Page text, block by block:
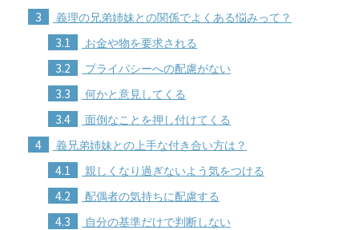
3 義理の兄弟姉妹との関係でよくある悩みって？
3.1 お金や物を要求される
3.2 プライバシーへの配慮がない
3.3 何かと意見してくる
3.4 面倒なことを押し付けてくる
4 義兄弟姉妹との上手な付き合い方は？
4.1 親しくなり過ぎないよう気をつける
4.2 配偶者の気持ちに配慮する
4.3 自分の基準だけで判断しない